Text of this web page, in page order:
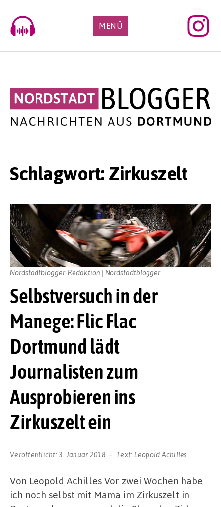
content
MENÜ
Schlagwort: Zirkuszelt
Selbstversuch in der
Manege: Flic Flac
Dortmund lädt
Journalisten zum
Ausprobieren ins
Zirkuszelt ein
Veröffentlicht:3. Januar 2018 Text: Leopold Achilles
Nordstadtblogger-Redaktion | Nordstadtblogger
Von Leopold Achilles Vor zwei Wochen habe
ich noch selbst mit Mama im Zirkuszelt in